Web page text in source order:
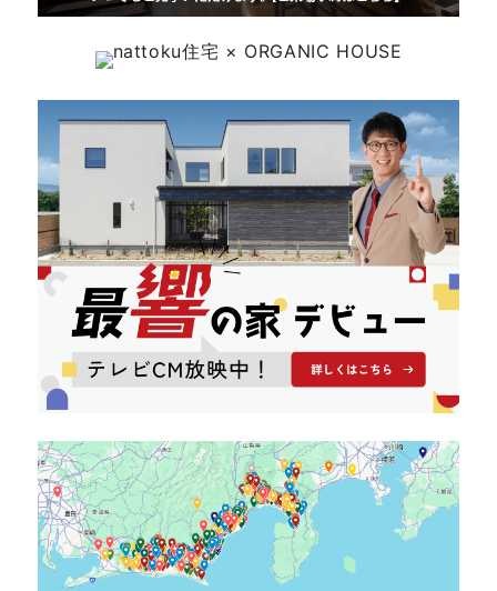
最響の家
Groovin’
nattoku住宅25周年記念モデル
Glass Arts
Blue Style
キママプラス
納得リフォームスタジオ nattoku リノベ
分譲住宅･不動産 スタッフブログ
施工事例 お客さまの声